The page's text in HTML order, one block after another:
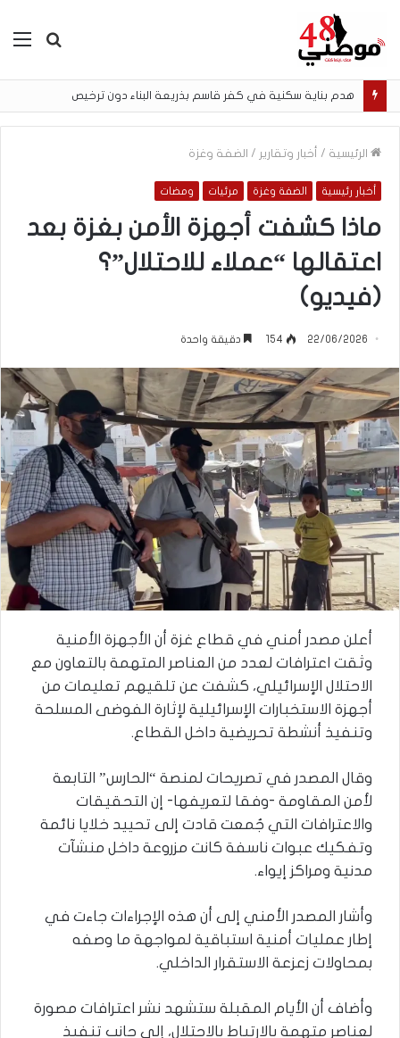
بحث
هدم بناية سكنية في كفر قاسم بذريعة البناء دون ترخيص
الرئيسية / أخبار وتقارير / الضفة وغزة
أخبار رئيسية الضفة وغزة مرئيات ومضات
ماذا كشفت أجهزة الأمن بغزة بعد
اعتقالها “عملاء للاحتلال”؟
(فيديو)
22/06/2026
154 دقيقة واحدة
أعلن مصدر أمني في قطاع غزة أن الأجهزة الأمنية
وثقت اعترافات لعدد من العناصر المتهمة بالتعاون مع
الاحتلال الإسرائيلي، كشفت عن تلقيهم تعليمات من
أجهزة الاستخبارات الإسرائيلية لإثارة الفوضى المسلحة
وتنفيذ أنشطة تحريضية داخل القطاع.
وقال المصدر في تصريحات لمنصة “الحارس” التابعة
لأمن المقاومة -وفقا لتعريفها- إن التحقيقات
والاعترافات التي جُمعت قادت إلى تحييد خلايا نائمة
وتفكيك عبوات ناسفة كانت مزروعة داخل منشآت
مدنية ومراكز إيواء.
وأشار المصدر الأمني إلى أن هذه الإجراءات جاءت في
إطار عمليات أمنية استباقية لمواجهة ما وصفه
بمحاولات زعزعة الاستقرار الداخلي.
وأضاف أن الأيام المقبلة ستشهد نشر اعترافات مصورة
لعناصر متهمة بالارتباط بالاحتلال، إلى جانب تنفيذ